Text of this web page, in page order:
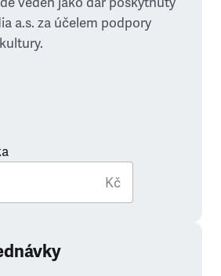
a.s. za účelem podpory
Kč